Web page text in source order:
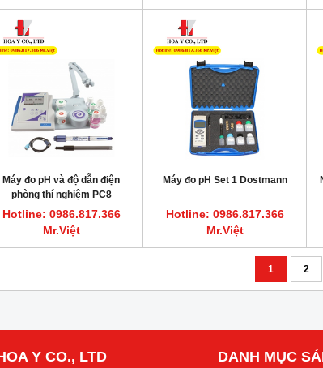
Máy đo pH và độ dẫn điện
phòng thí nghiệm PC8
Dostmann
Hotline: 0986.817.366
Mr.Việt
Máy đo pH Set 1 Dostmann
Hotline: 0986.817.366
Mr.Việt
1 2
Y CO., LTD DANH MỤC